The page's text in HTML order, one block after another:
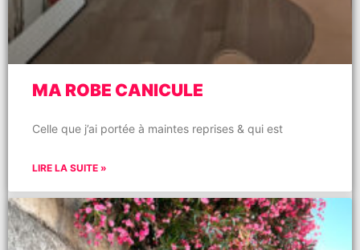
MA ROBE CANICULE
Celle que j’ai portée à maintes reprises & qui est
LIRE LA SUITE »